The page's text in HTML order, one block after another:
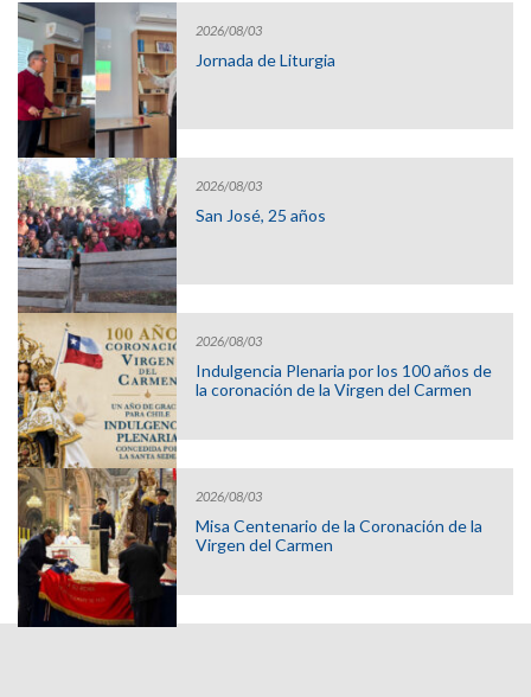
2026/08/03
Jornada de Liturgia
2026/08/03
San José, 25 años
2026/08/03
Indulgencia Plenaria por los 100 años de
la coronación de la Virgen del Carmen
2026/08/03
Misa Centenario de la Coronación de la
Virgen del Carmen